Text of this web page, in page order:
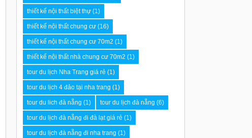
thiết kế nội thất biệt thự (1)
thiết kế nội thất chung cư (16)
thiết kế nội thất chung cư 70m2 (1)
thiết kế nội thất nhà chung cư 70m2 (1)
tour du lịch Nha Trang giá rẻ (1)
tour du lịch 4 đảo tại nha trang (1)
­tour du lich đà nẵng (1) tour du lịch đà nẵng (6)
tour du lịch đà nẵng đi đà lạt giá rẻ (1)
tour du lịch đà nẵng đi nha trang (1)